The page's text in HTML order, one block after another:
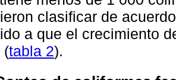
clasificar de
a que el crecimiento
(tabla 2).